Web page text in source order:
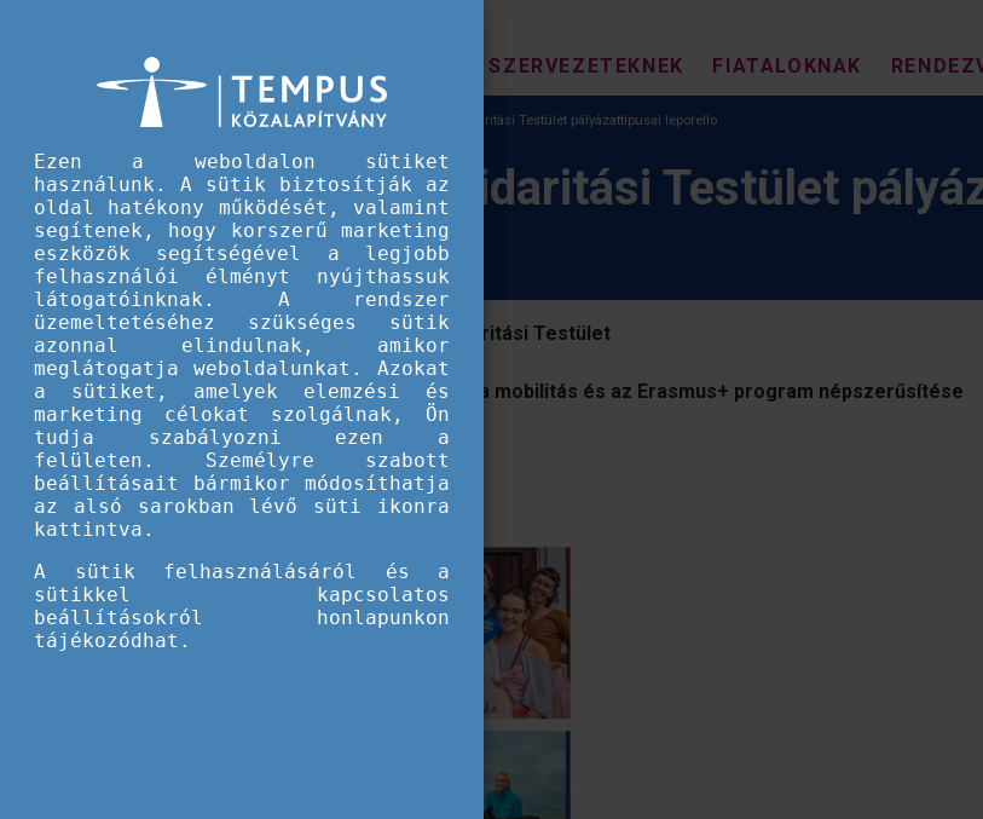
SZERVEZETEKNEK FIATALOKNAK
Európai Szolidaritási Testület Az Európai Szolidaritási Testület pályázattípusai leporello
Az Európai Szolidaritási Testület
Letölthető leporelló - Európai Szolidaritási Testület
A leporelló a forrás megjelölésével, a mobilitás és az Erasmus+ program népszerűsítése
érdekében szabadon felhasználható.
Méret:
1,68 MB
Kiterjesztés:PDF
Ezen a weboldalon sütiket
használunk. A sütik biztosítják az
oldal hatékony működését, valamint
segítenek, hogy korszerű marketing
eszközök segítségével a legjobb
felhasználói élményt nyújthassuk
látogatóinknak. A rendszer
üzemeltetéséhez szükséges sütik
azonnal elindulnak, amikor
meglátogatja weboldalunkat. Azokat
a sütiket, amelyek elemzési és
marketing célokat szolgálnak, Ön
tudja szabályozni ezen a
felületen. Személyre szabott
beállításait bármikor módosíthatja
az alsó sarokban lévő süti ikonra
kattintva.
A sütik felhasználásáról és a
sütikkel kapcsolatos
beállításokról honlapunkon
tájékozódhat.